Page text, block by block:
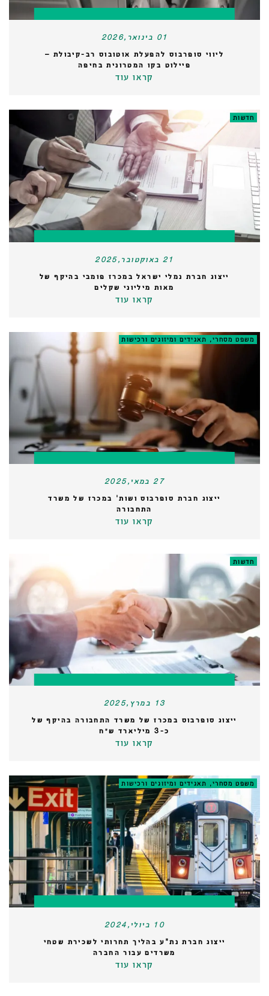
01 בינואר,2026
ליווי סופרבוס להפעלת אוטובוס רב-קיבולת –
פיילוט בקו המטרונית בחיפה
קראו עוד
חדשות
21 באוקטובר,2025
ייצוג חברת נמלי ישראל במכרז פומבי בהיקף של
מאות מיליוני שקלים
קראו עוד
משפט מסחרי, תאגידים ומיזוגים ורכישות
27 במאי,2025
ייצוג חברת סופרבוס ושות' במכרז של משרד
התחבורה
קראו עוד
חדשות
13 במרץ,2025
ייצוג סופרבוס במכרז של משרד התחבורה בהיקף של
כ-3 מיליארד ש״ח
קראו עוד
משפט מסחרי, תאגידים ומיזוגים ורכישות
10 ביולי,2024
ייצוג חברת נת"ע בהליך תחרותי לשכירת שטחי
משרדים עבור החברה
קראו עוד